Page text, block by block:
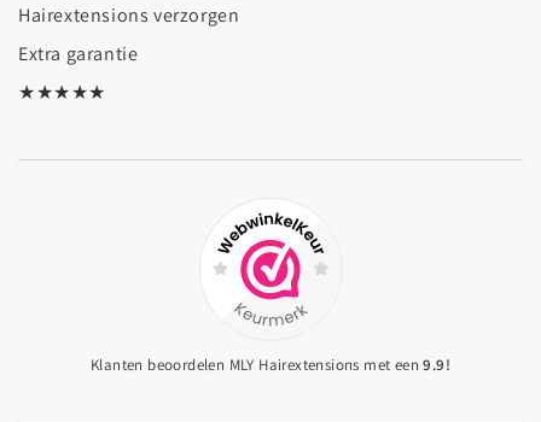
Hairextensions verzorgen
Extra garantie
★★★★★
Klanten beoordelen MLY Hairextensions met een9.9!